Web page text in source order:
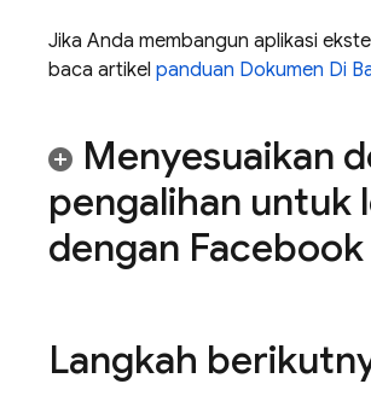
Jika Anda membangun aplikasi
baca artikel panduan Dokumen Di
Menyesuaikan
pengalihan untuk
dengan Facebook
Langkah